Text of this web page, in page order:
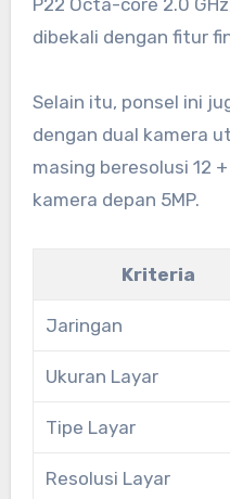
P22 Octa-core 2.0
dibekali dengan fitur
Selain itu, ponsel ini
dengan dual kamera
masing beresolusi 12
kamera depan 5MP.
Kriteria
Jaringan
Ukuran Layar
Tipe Layar
Resolusi Layar